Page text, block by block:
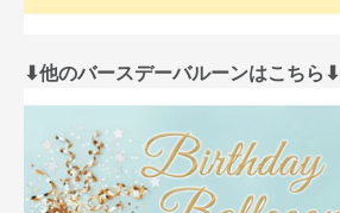
⬇︎他のバースデーバルーンはこちら⬇︎